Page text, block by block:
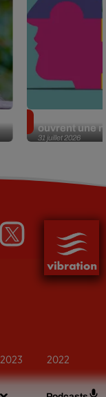
31 juillet 2026
ouvrent une
2023 2022